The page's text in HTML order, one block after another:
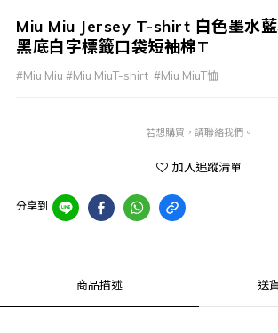
Miu Miu Jersey T-shirt 白色墨水
黑底白字標籤口袋短袖棉T
#Miu Miu #Miu MiuT-shirt  #Miu MiuT恤
若想購買，請聯絡我們。
加入追蹤清單
分享到
商品描述 送